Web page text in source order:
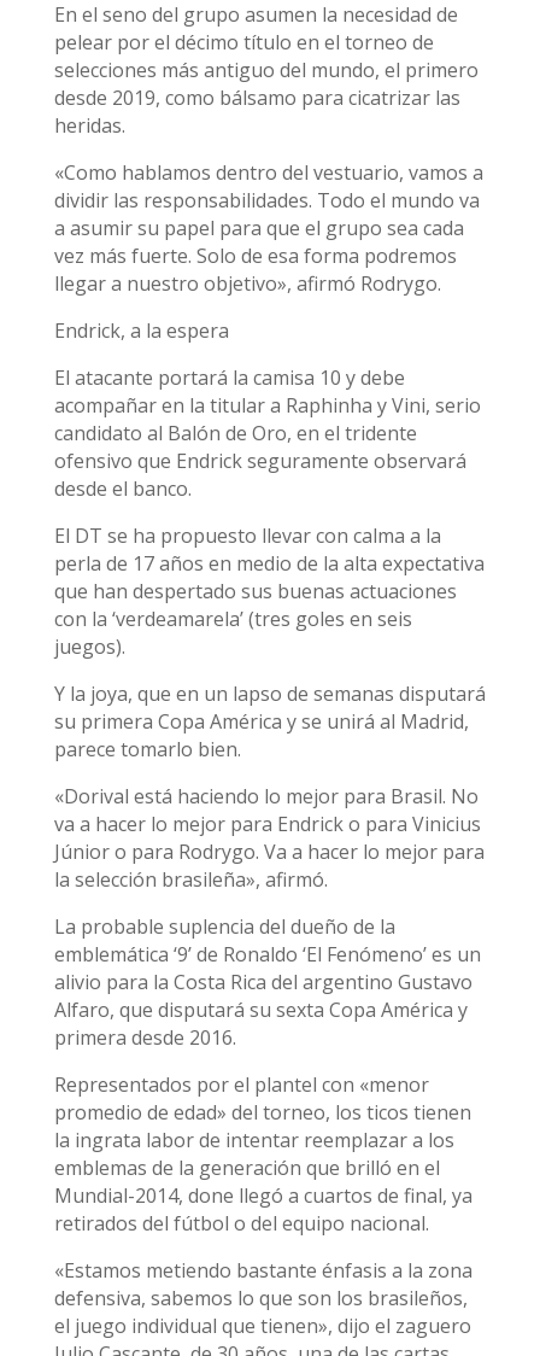
En el seno del grupo asumen la necesidad de
pelear por el décimo título en el torneo de
selecciones más antiguo del mundo, el primero
desde 2019, como bálsamo para cicatrizar las
heridas.
«Como hablamos dentro del vestuario, vamos a
dividir las responsabilidades. Todo el mundo va
a asumir su papel para que el grupo sea cada
vez más fuerte. Solo de esa forma podremos
llegar a nuestro objetivo», afirmó Rodrygo.
Endrick, a la espera
El atacante portará la camisa 10 y debe
acompañar en la titular a Raphinha y Vini, serio
candidato al Balón de Oro, en el tridente
ofensivo que Endrick seguramente observará
desde el banco.
El DT se ha propuesto llevar con calma a la
perla de 17 años en medio de la alta expectativa
que han despertado sus buenas actuaciones
con la ‘verdeamarela’ (tres goles en seis
juegos).
Y la joya, que en un lapso de semanas disputará
su primera Copa América y se unirá al Madrid,
parece tomarlo bien.
«Dorival está haciendo lo mejor para Brasil. No
va a hacer lo mejor para Endrick o para Vinicius
Júnior o para Rodrygo. Va a hacer lo mejor para
la selección brasileña», afirmó.
La probable suplencia del dueño de la
emblemática ‘9’ de Ronaldo ‘El Fenómeno’ es un
alivio para la Costa Rica del argentino Gustavo
Alfaro, que disputará su sexta Copa América y
primera desde 2016.
Representados por el plantel con «menor
promedio de edad» del torneo, los ticos tienen
la ingrata labor de intentar reemplazar a los
emblemas de la generación que brilló en el
Mundial-2014, done llegó a cuartos de final, ya
retirados del fútbol o del equipo nacional.
«Estamos metiendo bastante énfasis a la zona
defensiva, sabemos lo que son los brasileños,
el juego individual que tienen», dijo el zaguero